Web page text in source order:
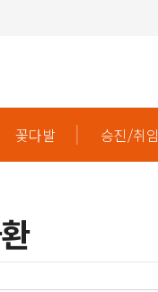
꽃다발 승진/취임